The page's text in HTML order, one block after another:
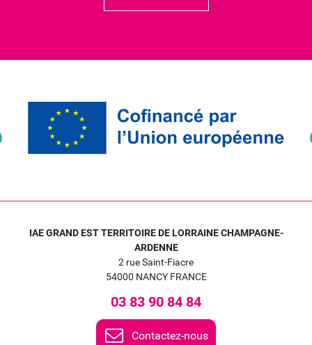
IAE GRAND EST TERRITOIRE DE LORRAINE CHAMPAGNE-
ARDENNE
2 rue Saint-Fiacre
54000 NANCY FRANCE
03 83 90 84 84
Contactez-nous